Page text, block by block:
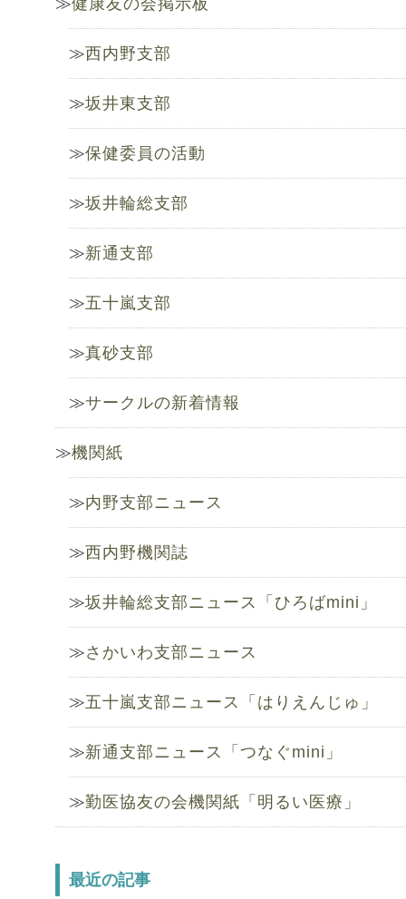
健康友の会掲示板
西内野支部
坂井東支部
保健委員の活動
坂井輪総支部
新通支部
五十嵐支部
真砂支部
サークルの新着情報
機関紙
内野支部ニュース
西内野機関誌
坂井輪総支部ニュース「ひろばmini」
さかいわ支部ニュース
五十嵐支部ニュース「はりえんじゅ」
新通支部ニュース「つなぐmini」
勤医協友の会機関紙「明るい医療」
最近の記事